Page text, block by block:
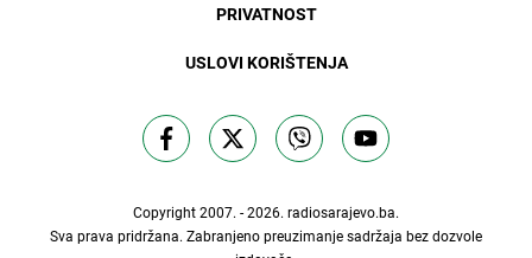
PRIVATNOST
USLOVI KORIŠTENJA
Copyright 2007. - 2026. radiosarajevo.ba.
Sva prava pridržana. Zabranjeno preuzimanje sadržaja bez dozvole